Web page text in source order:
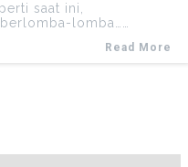
saat ini,
lomba……
Read More